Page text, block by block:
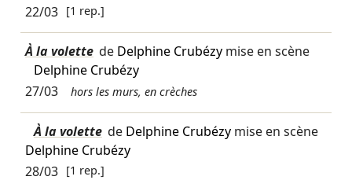
22/03 [1 rep.]
À la volette de Delphine Crubézymise en scène
Delphine Crubézy
27/03
hors les murs, en crèches
À la volette de Delphine Crubézymise en scène
Delphine Crubézy
28/03 [1 rep.]